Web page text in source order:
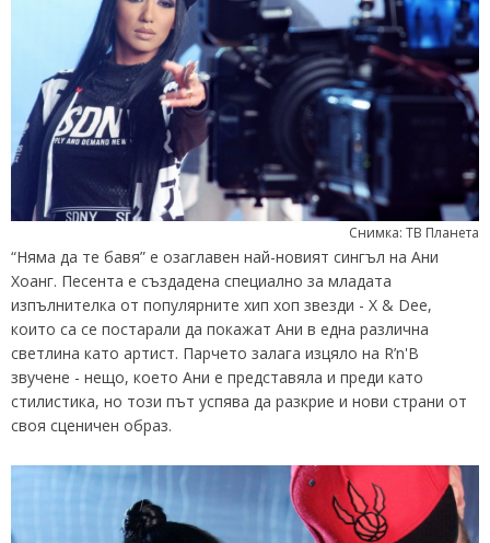
Снимка: ТВ Планета
“Няма да те бавя” е озаглавен най-новият сингъл на Ани
Хоанг. Песента е създадена специално за младата
изпълнителка от популярните хип хоп звезди - X & Dee,
които са се постарали да покажат Ани в една различна
светлина като артист. Парчето залага изцяло на R’n'B
звучене - нещо, което Ани е представяла и преди като
стилистика, но този път успява да разкрие и нови страни от
своя сценичен образ.